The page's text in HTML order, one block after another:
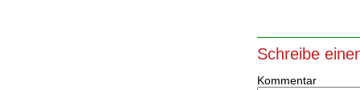
Schreibe
Kommentar